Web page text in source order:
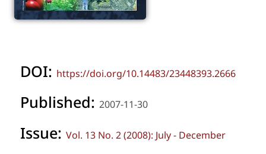
DOI: https://doi.org/10.14483/23448393.2666
Published: 2007-11-30
Issue: Vol. 13 No. 2 (2008): July - December